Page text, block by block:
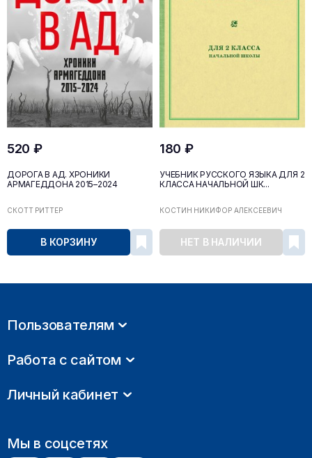
520 ₽
ДОРОГА В АД. ХРОНИКИ
АРМАГЕДДОНА 2015–2024
СКОТТ РИТТЕР
В КОРЗИНУ
180 ₽
УЧЕБНИК РУССКОГО ЯЗЫКА ДЛЯ 2
КЛАССА НАЧАЛЬНОЙ ШК...
КОСТИН НИКИФОР АЛЕКСЕЕВИЧ
НЕТ В НАЛИЧИИ
Пользователям
Работа с сайтом
Личный кабинет
Мы в соцсетях